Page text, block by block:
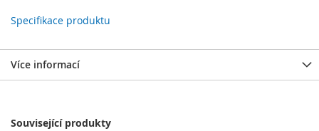
Specifikace produktu
Více informací
Související produkty